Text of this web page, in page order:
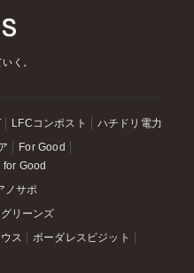
く。
LFCコンポスト ハチドリ電力
For Good
for Good
ノサポ
リーンズ
ス
ボーダレスビジット